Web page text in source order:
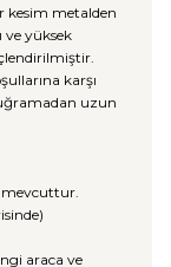
kesim metalden
ve yüksek
karşı
uzun
mevcuttur.
araca ve